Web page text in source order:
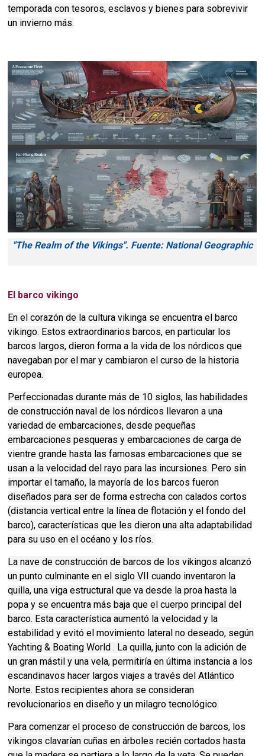
temporada con tesoros, esclavos y bienes para sobrevivir
un invierno más.
"The Realm of the Vikings". Fuente: National Geographic
El barco vikingo
En el corazón de la cultura vikinga se encuentra el barco
vikingo. Estos extraordinarios barcos, en particular los
barcos largos, dieron forma a la vida de los nórdicos que
navegaban por el mar y cambiaron el curso de la historia
europea.
Perfeccionadas durante más de 10 siglos, las habilidades
de construcción naval de los nórdicos llevaron a una
variedad de embarcaciones, desde pequeñas
embarcaciones pesqueras y embarcaciones de carga de
vientre grande hasta las famosas embarcaciones que se
usan a la velocidad del rayo para las incursiones. Pero sin
importar el tamaño, la mayoría de los barcos fueron
diseñados para ser de forma estrecha con calados cortos
(distancia vertical entre la línea de flotación y el fondo del
barco), características que les dieron una alta adaptabilidad
para su uso en el océano y los ríos.
La nave de construcción de barcos de los vikingos alcanzó
un punto culminante en el siglo VII cuando inventaron la
quilla, una viga estructural que va desde la proa hasta la
popa y se encuentra más baja que el cuerpo principal del
barco. Esta característica aumentó la velocidad y la
estabilidad y evitó el movimiento lateral no deseado, según
Yachting & Boating World . La quilla, junto con la adición de
un gran mástil y una vela, permitiría en última instancia a los
escandinavos hacer largos viajes a través del Atlántico
Norte. Estos recipientes ahora se consideran
revolucionarios en diseño y un milagro tecnológico.
Para comenzar el proceso de construcción de barcos, los
vikingos clavarían cuñas en árboles recién cortados hasta